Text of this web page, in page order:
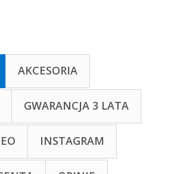
AKCESORIA
GWARANCJA 3 LATA
INSTAGRAM